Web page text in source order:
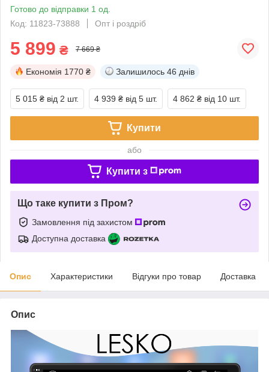
Готово до відправки 1 од.
Код: 11823-73888
Опт і роздріб
5 899 ₴ 7 669 ₴
Економія 1770 ₴ Залишилось 46 днів
5 015 ₴ від 2 шт. 4 939 ₴ від 5 шт. 4 862 ₴ від 10 шт.
Купити
або
Купити з
Що таке купити з Пром?
Замовлення під захистом
Доступна доставка
Опис Характеристики Відгуки про товар Доставка
Опис